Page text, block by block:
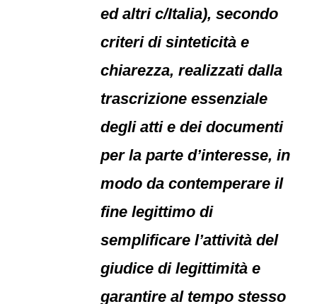
ed altri c/Italia), secondo
criteri di sinteticità e
chiarezza, realizzati dalla
trascrizione essenziale
degli atti e dei documenti
per la parte d’interesse, in
modo da contemperare il
fine legittimo di
semplificare l’attività del
giudice di legittimità e
garantire al tempo stesso